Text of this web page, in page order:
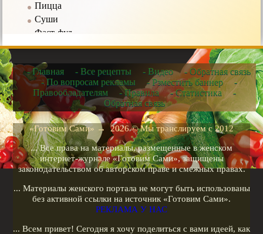
Пицца
Суши
Фаст-фуд
Соусы
Рецепты в мультиварке
Рецепты для микроволновых печей
Рецепты для чайников
Рецепты для кухонных машин
Рецепты для кофеварок
Рецепты для гриля
Кулинарные рецепты
Меню диеты
Показать все теги
- Главная - Все рецепты - Видео
- Обратная связь
- По вопросам рекламы
- Рзместить баннер
-
Правообладателям
- Правила - Статистика
-
Обратная связь
«Готовим Сами» →2026© Мы транслируем с 2012
... Все права на материалы, размещенные в женском
интернет-журнале «Готовим Сами», защищены
законодательством об авторском праве и смежных правах.
... Материалы женского портала не могут быть использованы
без активной ссылки на источник «Готовим Сами».
РЕКЛАМА У НАС
... Всем привет! Сегодня я хочу поделиться с вами идеей, как